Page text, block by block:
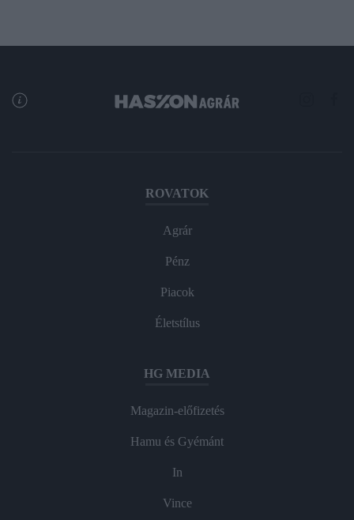
ROVATOK
Agrár
Pénz
Piacok
Életstílus
HG MEDIA
Magazin-előfizetés
Hamu és Gyémánt
In
Vince